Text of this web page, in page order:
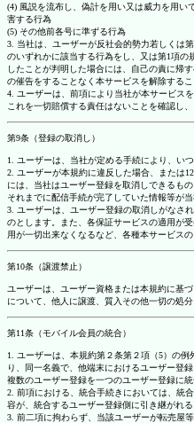
(4) 風説を流布し、偽計を用い又は威力を用い
害する行為
(5) その他前各号に準ずる行為
3. 当社は、ユーザーが反社会的勢力若しくは
のいずれかに該当する行為をし、又は第1項
したことが判明した場合には、自己の責に帰
の催告をすることなく本サービスを解除するこ
4. ユーザーは、前項により当社が本サービス
これを一切賠償する責任はないことを確認し、
第9条（登録の取消し）
1. ユーザーは、当社が定める手続により、い
2. ユーザーが本規約に違反した場合、または
には、当社はユーザー登録を取消しできるも
それまでに配信手続が完了していた情報等が
3. ユーザーは、ユーザー登録の取消しがなさ
のとします。また、各保証サービスの適用が
用が一切出来なくなるなど、各種本サービス
第10条（譲渡禁止）
ユーザーは、ユーザー資格または本規約に基
について、他人に譲渡、質入その他一切の処
第11条（モバイル会員の統合）
1. ユーザーは、本規約第２条第２項（5）の
り、同一名義で、他端末におけるユーザー登
複数のユーザー登録を一つのユーザー登録に統
2. 前項における、統合手続きにおいては、統
容が、統合するユーザー登録側に引き継がれる
3. 前二項に拘わらず、当該ユーザーが転売屋